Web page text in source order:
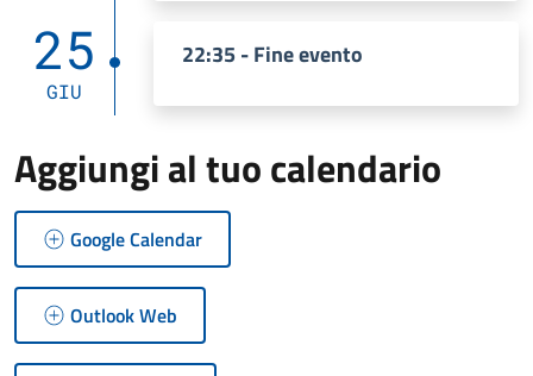
25
GIU
22:35 - Fine evento
Aggiungi al tuo calendario
Google Calendar
Outlook Web